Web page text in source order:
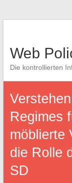
Web
Die kontrollierten
Regimes
möblierte
die Rolle
SD